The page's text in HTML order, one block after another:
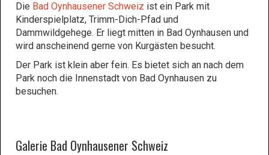
Die Bad Oynhausener Schweiz ist ein Park mit
Kinderspielplatz, Trimm-Dich-Pfad und
Dammwildgehege. Er liegt mitten in Bad Oynhausen und
wird anscheinend gerne von Kurgästen besucht.
Der Park ist klein aber fein. Es bietet sich an nach dem
Park noch die Innenstadt von Bad Oynhausen zu
besuchen.
Galerie Bad Oynhausener Schweiz